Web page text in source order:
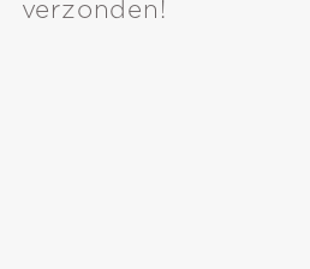
verzonden!